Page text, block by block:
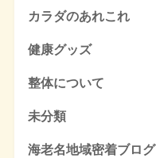
カラダのあれこれ
健康グッズ
整体について
未分類
海老名地域密着ブログ